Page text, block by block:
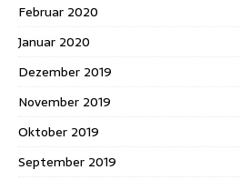
Februar 2020
Januar 2020
Dezember 2019
November 2019
Oktober 2019
September 2019